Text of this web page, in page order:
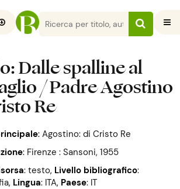
: Dalle spalline al
/ Padre Agostino
Re
:Agostino: di Cristo Re
: Firenze : Sansoni, 1955
: testo, Livello bibliografico:
, Lingua: ITA, Paese: IT